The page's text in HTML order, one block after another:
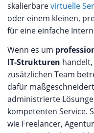
skalierbarevirtuelle
oder einem kleinen,
für eine einfache
Wenn es um
IT-Strukturen
zusätzlichen Team
dafür
administrierte
kompetenten Service.
wie Freelancer,